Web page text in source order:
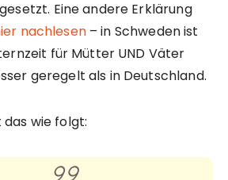
Eine andere Erklärung
nachlesen– in Schweden ist
für Mütter UND Väter
geregelt als in Deutschland.
wie folgt: